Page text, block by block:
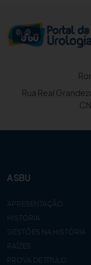
Rua Real
A SBU
APRESENTAÇÃO
HISTÓRIA
GESTÕES NA HISTÓRIA
RAÍZES
PROVA DE TÍTULO